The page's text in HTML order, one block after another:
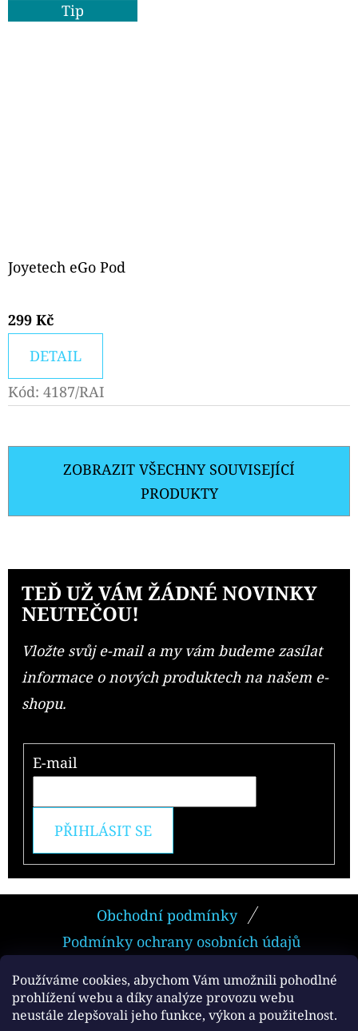
Používáme cookies, abychom Vám umožnili pohodlné
prohlížení webu a díky analýze provozu webu
neustále zlepšovali jeho funkce, výkon a použitelnost.
Tip
Joyetech eGo Pod
299 Kč
DETAIL
Kód: 4187/RAI
ZOBRAZIT VŠECHNY SOUVISEJÍCÍ
PRODUKTY
TEĎ UŽ VÁM ŽÁDNÉ NOVINKY
NEUTEČOU!
Vložte svůj e-mail a my vám budeme zasílat
informace o nových produktech na našem e-
shopu.
E-mail
PŘIHLÁSIT SE
P
A
T
Obchodní podmínky
Podmínky ochrany osobních údajů
Facebook